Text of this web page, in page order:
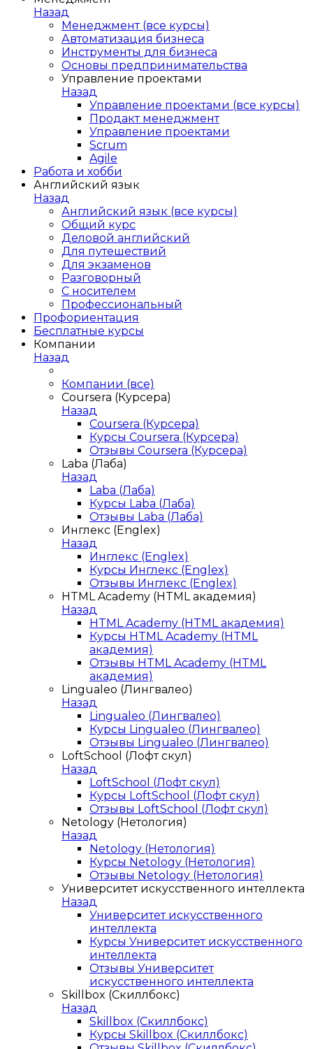
Назад
Менеджмент (все курсы)
Автоматизация бизнеса
Инструменты для бизнеса
Основы предпринимательства
Управление проектами
Назад
Управление проектами (все курсы)
Продакт менеджмент
Управление проектами
Scrum
Agile
Работа и хобби
Английский язык
Назад
Английский язык (все курсы)
Общий курс
Деловой английский
Для путешествий
Для экзаменов
Разговорный
С носителем
Профессиональный
Профориентация
Бесплатные курсы
Компании
Назад
Компании (все)
Coursera (Курсера)
Назад
Coursera (Курсера)
Курсы Coursera (Курсера)
Отзывы Coursera (Курсера)
Laba (Лаба)
Назад
Laba (Лаба)
Курсы Laba (Лаба)
Отзывы Laba (Лаба)
Инглекс (Englex)
Назад
Инглекс (Englex)
Курсы Инглекс (Englex)
Отзывы Инглекс (Englex)
HTML Academy (HTML академия)
Назад
HTML Academy (HTML академия)
Курсы HTML Academy (HTML
академия)
Отзывы HTML Academy (HTML
академия)
Lingualeo (Лингвалео)
Назад
Lingualeo (Лингвалео)
Курсы Lingualeo (Лингвалео)
Отзывы Lingualeo (Лингвалео)
LoftSchool (Лофт скул)
Назад
LoftSchool (Лофт скул)
Курсы LoftSchool (Лофт скул)
Отзывы LoftSchool (Лофт скул)
Netology (Нетология)
Назад
Netology (Нетология)
Курсы Netology (Нетология)
Отзывы Netology (Нетология)
Университет искусственного интеллекта
Назад
Университет искусственного
интеллекта
Курсы Университет искусственного
интеллекта
Отзывы Университет
искусственного интеллекта
Skillbox (Скиллбокс)
Назад
Skillbox (Скиллбокс)
Курсы Skillbox (Скиллбокс)